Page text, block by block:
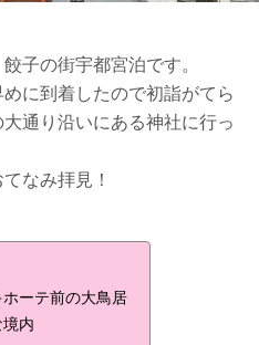
子の街宇都宮泊です。
に到着したので初詣がてら
通り沿いにある神社に行っ
なみ拝見！
ーテ前の大鳥居
内